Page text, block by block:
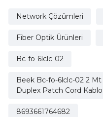
Network Çözümleri
Fiber Optik Ürünleri
Bc-fo-6lclc-02
Beek Bc-fo-6lclc-02 2
Duplex Patch Cord Kablo
8693661764682